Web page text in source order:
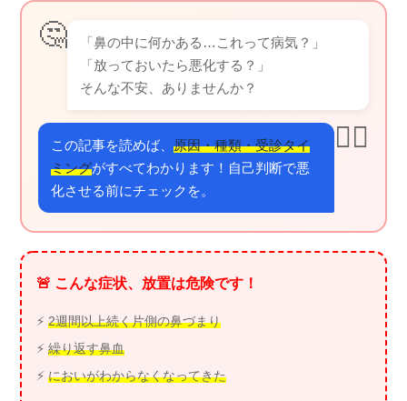
🤔
「鼻の中に何かある…これって病気？」
「放っておいたら悪化する？」
そんな不安、ありませんか？
👨‍⚕️
この記事を読めば、 原因・種類・受診タイ
ミングがすべてわかります！自己判断で悪
化させる前にチェックを。
🚨 こんな症状、放置は危険です！
⚡ 2週間以上続く片側の鼻づまり
⚡ 繰り返す鼻血
⚡ においがわからなくなってきた